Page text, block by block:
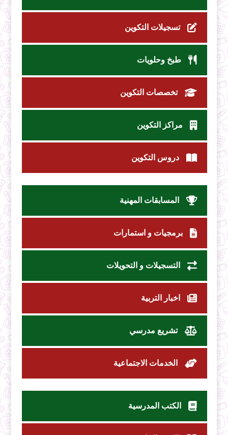
تسجيلات التكوين
طبخ وحلويات
تخصصات التكوين
مراكز التكوين
دروس التكوين
المسابقات المهنية
برمجيات و استمارات
التسجيلات و التحويلات
اخبار التربية
تشريع مدرسي
الخدمات الاجتماعية
الكتب المدرسية